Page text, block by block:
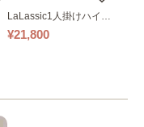
LaLassic1人掛けハイバ
ックソファ ワイド
¥21,800